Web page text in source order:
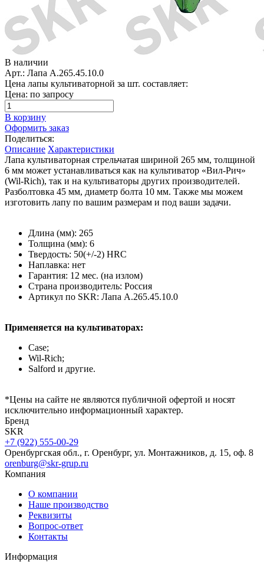
В наличии
Арт.: Лапа А.265.45.10.0
Цена лапы культиваторной за шт. составляет:
Цена: по запросу
В корзину
Оформить заказ
Поделиться:
Описание Характеристики
Лапа культиваторная стрельчатая шириной 265 мм, толщиной
6 мм может устанавливаться как на культиватор «Вил-Рич»
(Wil-Rich), так и на культиваторы других производителей.
Разболтовка 45 мм, диаметр болта 10 мм. Также мы можем
изготовить лапу по вашим размерам и под ваши задачи.
Длина (мм): 265
Толщина (мм): 6
Твердость: 50(+/-2) HRC
Наплавка: нет
Гарантия: 12 мес. (на излом)
Страна производитель: Россия
Артикул по SKR: Лапа А.265.45.10.0
Применяется на культиваторах:
Case;
Wil-Rich;
Salford и другие.
*Цены на сайте не являются публичной офертой и носят
исключительно информационный характер.
Бренд
SKR
+7 (922) 555-00-29
Оренбургская обл., г. Оренбург, ул. Монтажников, д. 15, оф. 8
orenburg@skr-grup.ru
Компания
О компании
Наше производство
Реквизиты
Вопрос-ответ
Контакты
Информация